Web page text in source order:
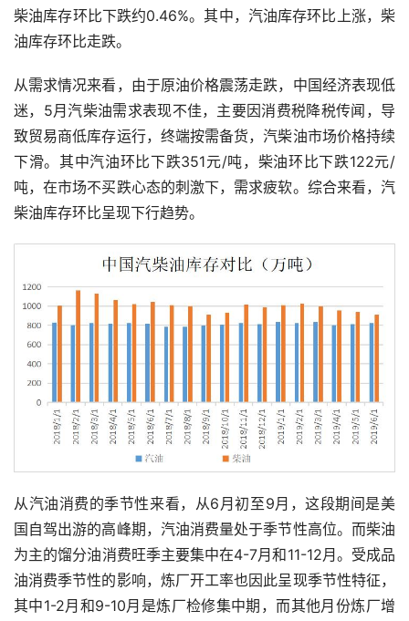
柴油库存环比下跌约0.46%。其中，汽油库存环比上涨，柴
油库存环比走跌。
从需求情况来看，由于原油价格震荡走跌，中国经济表现低
迷，5月汽柴油需求表现不佳，主要因消费税降税传闻，导
致贸易商低库存运行，终端按需备货，汽柴油市场价格持续
下滑。其中汽油环比下跌351元/吨，柴油环比下跌122元/
吨，在市场不买跌心态的刺激下，需求疲软。综合来看，汽
柴油库存环比呈现下行趋势。
从汽油消费的季节性来看，从6月初至9月，这段期间是美
国自驾出游的高峰期，汽油消费量处于季节性高位。而柴油
为主的馏分油消费旺季主要集中在4-7月和11-12月。受成品
油消费季节性的影响，炼厂开工率也因此呈现季节性特征，
其中1-2月和9-10月是炼厂检修集中期，而其他月份炼厂增